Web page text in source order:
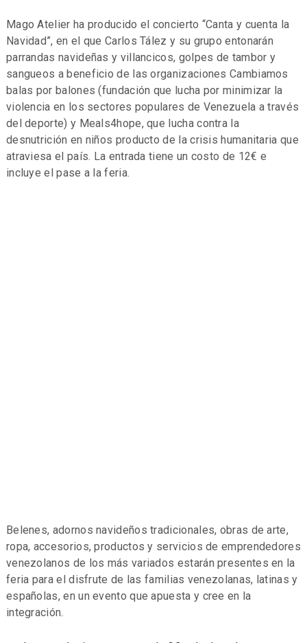
Mago Atelier ha producido el concierto “Canta y cuenta la
Navidad”, en el que Carlos Tález y su grupo entonarán
parrandas navideñas y villancicos, golpes de tambor y
sangueos a beneficio de las organizaciones Cambiamos
balas por balones (fundación que lucha por minimizar la
violencia en los sectores populares de Venezuela a través
del deporte) y Meals4hope, que lucha contra la
desnutrición en niños producto de la crisis humanitaria que
atraviesa el país. La entrada tiene un costo de 12€ e
incluye el pase a la feria.
Belenes, adornos navideños tradicionales, obras de arte,
ropa, accesorios, productos y servicios de emprendedores
venezolanos de los más variados estarán presentes en la
feria para el disfrute de las familias venezolanas, latinas y
españolas, en un evento que apuesta y cree en la
integración.